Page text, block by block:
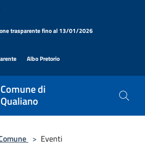
trasparente fino al 13/01/2026
Albo Pretorio
Comune di
Qualiano
> Eventi